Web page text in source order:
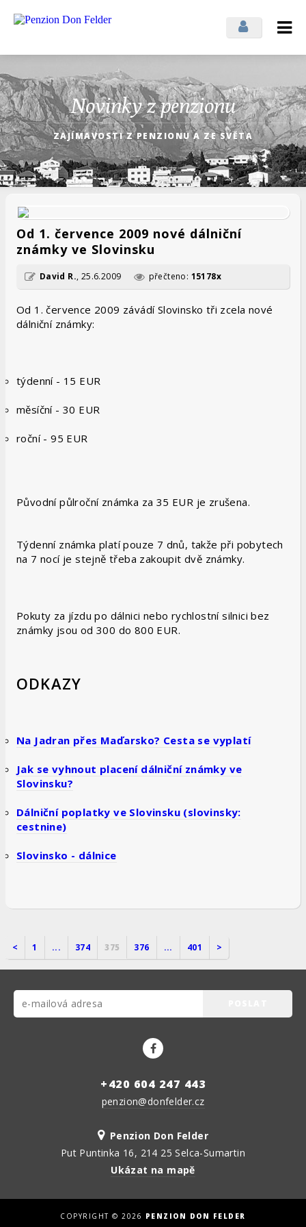
Novinky z penzionu
ZAJÍMAVOSTI Z PENZIONU A ZE SVĚTA
Od 1. července 2009 nové dálniční
známky ve Slovinsku
David R., 25.6.2009 přečteno: 15178x
Od 1. července 2009 závádí Slovinsko tři zcela nové
dálniční známky:
týdenní - 15 EUR
měsíční - 30 EUR
roční - 95 EUR
Původní půlroční známka za 35 EUR je zrušena.
Týdenní známka platí pouze 7 dnů, takže při pobytech
na 7 nocí je stejně třeba zakoupit dvě známky.
Pokuty za jízdu po dálnici nebo rychlostní silnici bez
známky jsou od 300 do 800 EUR.
ODKAZY
Na Jadran přes Maďarsko? Cesta se vyplatí
Jak se vyhnout placení dálniční známky ve
Slovinsku?
Dálniční poplatky ve Slovinsku (slovinsky:
cestnine)
Slovinsko - dálnice
< 1 ... 374 375 376 ... 401 >
+420 604 247 443
penzion@donfelder.cz
Penzion Don Felder
Put Puntinka 16, 214 25 Selca-Sumartin
Ukázat na mapě
COPYRIGHT ©2026 PENZION DON FELDER